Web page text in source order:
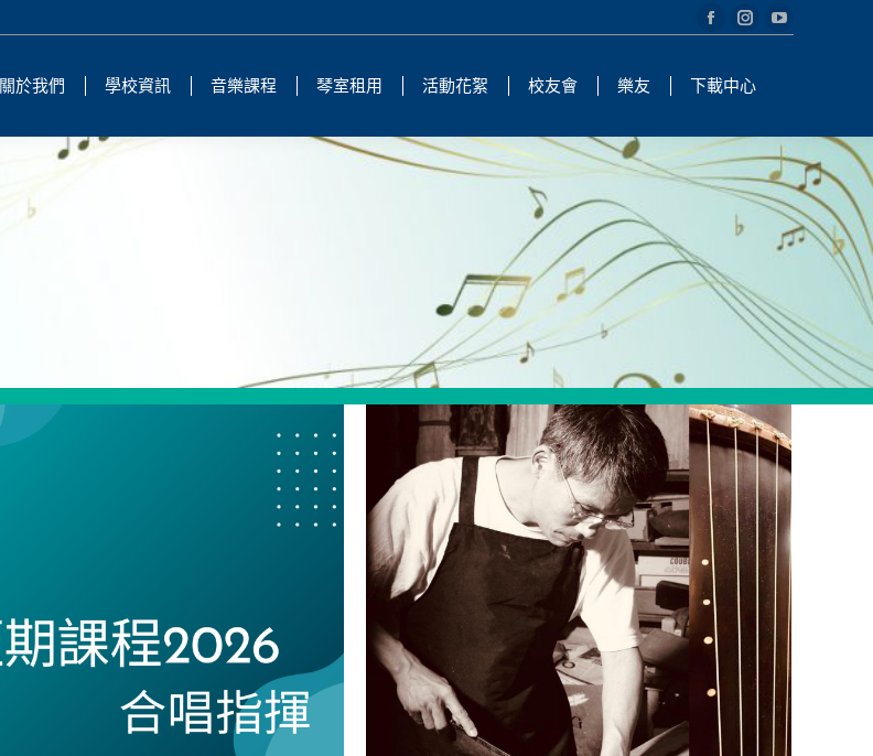
Facebook
opens
new
window
Instagram
opens
new
window
YouTube
new
window
關於我們 學校資訊 音樂課程 琴室租用 活動花絮 校友會 樂友 下載中心